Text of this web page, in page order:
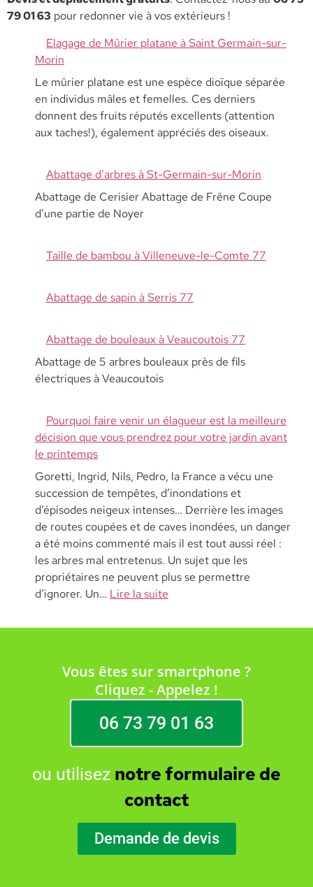
79 01 63 pour redonner vie à vos extérieurs !
Elagage de Mûrier platane à Saint Germain-sur-
Morin
Le mûrier platane est une espèce dioïque séparée
en individus mâles et femelles. Ces derniers
donnent des fruits réputés excellents (attention
aux taches!), également appréciés des oiseaux.
Abattage d’arbres à St-Germain-sur-Morin
Abattage de Cerisier Abattage de Frêne Coupe
d’une partie de Noyer
Taille de bambou à Villeneuve-le-Comte 77
Abattage de sapin à Serris 77
Abattage de bouleaux à Veaucoutois 77
Abattage de 5 arbres bouleaux près de fils
électriques à Veaucoutois
Pourquoi faire venir un élagueur est la meilleure
décision que vous prendrez pour votre jardin avant
le printemps
Goretti, Ingrid, Nils, Pedro, la France a vécu une
succession de tempêtes, d’inondations et
d’épisodes neigeux intenses… Derrière les images
de routes coupées et de caves inondées, un danger
a été moins commenté mais il est tout aussi réel :
les arbres mal entretenus. Un sujet que les
propriétaires ne peuvent plus se permettre
d’ignorer. Un… Lire la suite
Vous êtes sur smartphone ?
Cliquez - Appelez !
06 73 79 01 63
ou utilisez notre formulaire de
contact
Demande de devis